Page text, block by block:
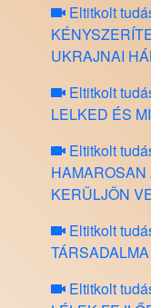
Eltitkolt
UKRAJNAI
Eltitkolt
LELKED ÉS
Eltitkolt
KERÜLJÖN
Eltitkolt
TÁRSADALMA
Eltitkolt